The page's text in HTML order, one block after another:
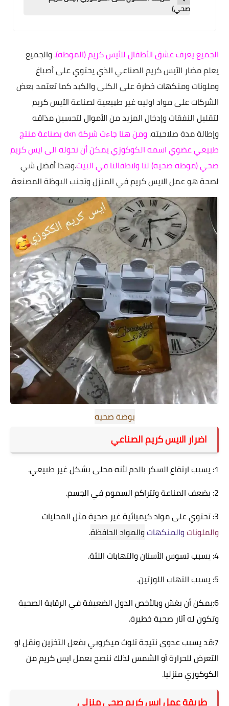
صحي)
الجميع يعرف عشق الأطفال للأيس كريم (الموطه).والجميع
يعلم مضار الآيس كريم الصناعي الذي يحتوي على أصباغ
وملونات ومنكهات خطرة على الكلى والكبد كما تعتمد بعض
الشركات على مواد اوليه غير طبيعية لصناعة الآيس كريم
لتقليل النفقات وإدخال المزيد من الأموال لتحسين مذاقه
وإطالة مدة صلاحيته.
ومن هنا جاءت شركة dxn بصناعة منتج
طبيعي عضوي ‏اسمه الكوكوزي يمكن أن نحوله الى ايس كريم
صحي (موطه صحيه) لنا ولاطفالنا في البيت.وهذا أفضل شي
لصحة هو عمل الايس كريم في المنزل وتجنب البوظة المصنعة.
بوضة صحيه
اضرار الايس كريم الصناعي
1: يسبب ارتفاع السكر بالدم لأنه محلى بشكل غير طبيعي.
2: يضعف المناعة وتتراكم السموم في الجسم.
3: تحتوي على مواد كيميائية غير صحية ‏مثل المحليات
والملوناتوالمنكهاتوالمواد الحافظة.
4: يسبب تسوس الأسنان والتهابات اللثة.
5: يسبب التهاب اللوزتين.
6:يمكن أن يغش وبالأخص الدول الضعيفة في الرقابة الصحية
وتكون له آثار صحية خطيرة.
7:قد يسبب عدوى نتيجة تلوث ميكروبي بفعل التخزين ونقل او
التعرض للحرارة أو الشمس لذلك ننصح بعمل ايس كريم من
الكوكوزي منزليا.
طريقة عمل ايس كريم صحي منزلي